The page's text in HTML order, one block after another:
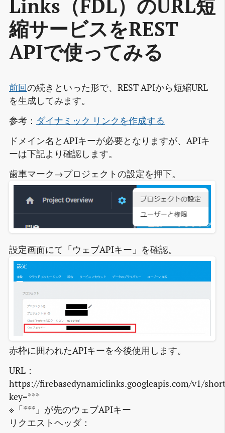
Links（FDL）のURL短
縮サービスをREST
APIで使ってみる
前回の続きといった形で、REST APIから短縮URL
を生成してみます。
参考： ダイナミック リンクを作成する
ドメイン名とAPIキーが必要となりますが、APIキ
ーは下記より確認します。
歯車マーク→プロジェクトの設定を押下。
設定画面にて「ウェブAPIキー」を確認。
赤枠に囲われたAPIキーを今後使用します。
URL：
https://firebasedynamiclinks.googleapis.com/v1/
key=***
※「***」が先のウェブAPIキー
リクエストヘッダ：